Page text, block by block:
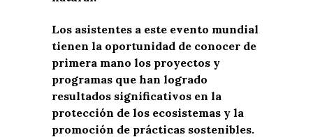
Los asistentes a este evento mundial
tienen la oportunidad de conocer de
primera mano los proyectos y
programas que han logrado
resultados significativos en la
protección de los ecosistemas y la
promoción de prácticas sostenibles.